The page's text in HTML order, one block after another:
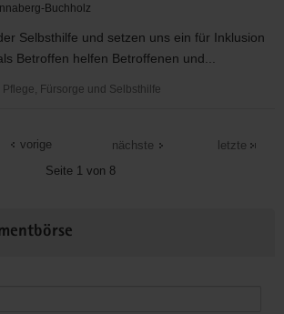
Buchholz
Selbsthilfe und setzen uns ein für Inklusion
Betroffen helfen Betroffenen und...
Fürsorge und Selbsthilfe
vorige
Seite 1 von 8
nächste letzte